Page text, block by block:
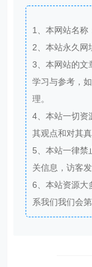
1、本网站名称
2、本站永久网
3、本网站的文
学习与参考，
理。
4、本站一切资
其观点和对其真
5、本站一律禁
关信息，访客
6、本站资源大
系我们我们会